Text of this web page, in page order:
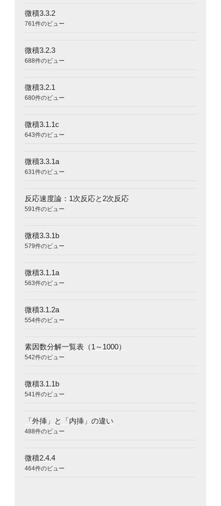
微積3.3.2
761件のビュー
微積3.2.3
688件のビュー
微積3.2.1
680件のビュー
微積3.1.1c
643件のビュー
微積3.3.1a
631件のビュー
反応速度論：1次反応と2次反応
591件のビュー
微積3.3.1b
579件のビュー
微積3.1.1a
563件のビュー
微積3.1.2a
554件のビュー
素因数分解一覧表（1～1000）
542件のビュー
微積3.1.1b
541件のビュー
「外挿」と「内挿」の違い
488件のビュー
微積2.4.4
464件のビュー